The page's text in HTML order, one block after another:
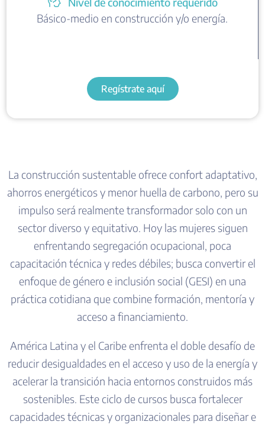
Básico-medio en construcción y/o energía.
Regístrate aquí
La construcción sustentable ofrece confort adaptativo,
ahorros energéticos y menor huella de carbono, pero su
impulso será realmente transformador solo con un
sector diverso y equitativo. Hoy las mujeres siguen
enfrentando segregación ocupacional, poca
capacitación técnica y redes débiles; busca convertir el
enfoque de género e inclusión social (GESI) en una
práctica cotidiana que combine formación, mentoría y
acceso a financiamiento.
América Latina y el Caribe enfrenta el doble desafío de
reducir desigualdades en el acceso y uso de la energía y
acelerar la transición hacia entornos construidos más
sostenibles. Este ciclo de cursos busca fortalecer
capacidades técnicas y organizacionales para diseñar e